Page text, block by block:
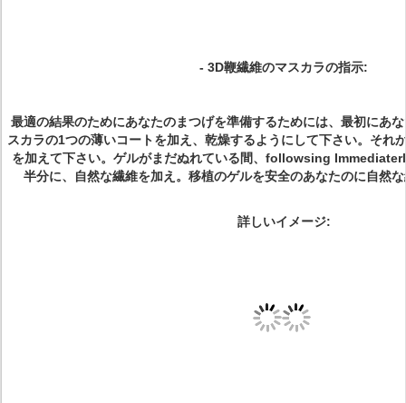
- 3D鞭繊維のマスカラの指示:
最適の結果のためにあなたのまつげを準備するためには、最初にあ
スカラの1つの薄いコートを加え、乾燥するようにして下さい。それ
を加えて下さい。ゲルがまだぬれている間、followsing
半分に、自然な繊維を加え。移植のゲルを安全のあなたのに自然
詳しいイメージ: